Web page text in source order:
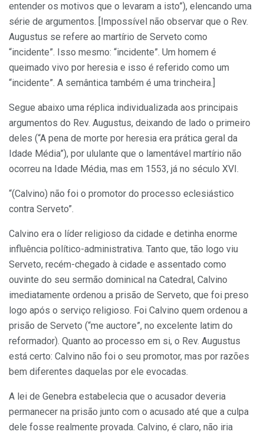
entender os motivos que o levaram a isto”), elencando uma
série de argumentos. [Impossível não observar que o Rev.
Augustus se refere ao martírio de Serveto como
“incidente”. Isso mesmo: “incidente”. Um homem é
queimado vivo por heresia e isso é referido como um
“incidente”. A semântica também é uma trincheira.]
Segue abaixo uma réplica individualizada aos principais
argumentos do Rev. Augustus, deixando de lado o primeiro
deles (“A pena de morte por heresia era prática geral da
Idade Média”), por ululante que o lamentável martírio não
ocorreu na Idade Média, mas em 1553, já no século XVI.
“(Calvino) não foi o promotor do processo eclesiástico
contra Serveto”.
Calvino era o líder religioso da cidade e detinha enorme
influência político-administrativa. Tanto que, tão logo viu
Serveto, recém-chegado à cidade e assentado como
ouvinte do seu sermão dominical na Catedral, Calvino
imediatamente ordenou a prisão de Serveto, que foi preso
logo após o serviço religioso. Foi Calvino quem ordenou a
prisão de Serveto (“me auctore”, no excelente latim do
reformador). Quanto ao processo em si, o Rev. Augustus
está certo: Calvino não foi o seu promotor, mas por razões
bem diferentes daquelas por ele evocadas.
A lei de Genebra estabelecia que o acusador deveria
permanecer na prisão junto com o acusado até que a culpa
dele fosse realmente provada. Calvino, é claro, não iria